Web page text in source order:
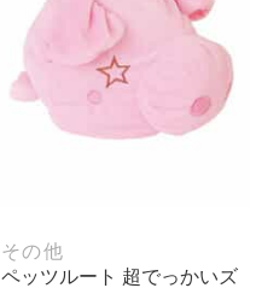
その他
ペッツルート 超でっかいズ